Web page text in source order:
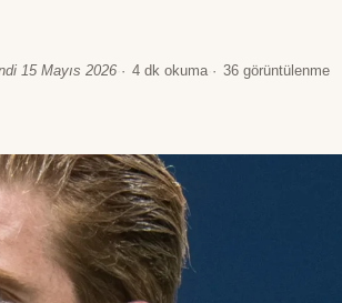
15 Mayıs 2026 4 dk okuma· 36 görüntülenme